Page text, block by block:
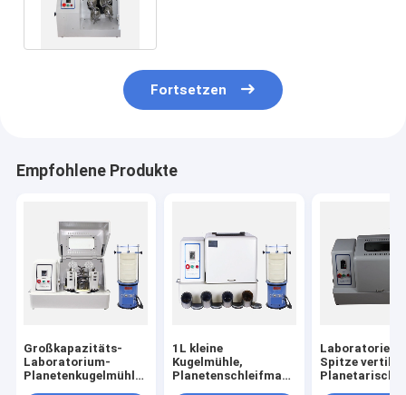
Fortsetzen
Empfohlene Produkte
Großkapazitäts-
Laboratorium-
Planetenkugelmühle
1L kleine
Kugelmühle,
Planetenschleifmaschine
Spitze
Planetarische